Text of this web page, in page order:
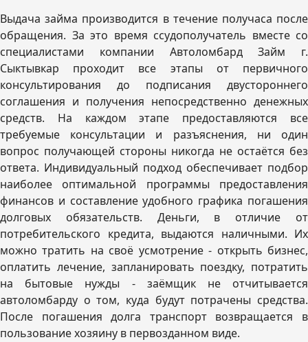
Выдача займа производится в течение получаса после
обращения. За это время ссудополучатель вместе со
специалистами компании Автоломбард Займ г.
Сыктывкар проходит все этапы от первичного
консультирования до подписания двустороннего
соглашения и получения непосредственно денежных
средств. На каждом этапе предоставляются все
требуемые консультации и разъяснения, ни один
вопрос получающей стороны никогда не остаётся без
ответа. Индивидуальный подход обеспечивает подбор
наиболее оптимальной программы предоставления
финансов и составление удобного графика погашения
долговых обязательств. Деньги, в отличие от
потребительского кредита, выдаются наличными. Их
можно тратить на своё усмотрение - открыть бизнес,
оплатить лечение, запланировать поездку, потратить
на бытовые нужды - заёмщик не отчитывается
автоломбарду о том, куда будут потрачены средства.
После погашения долга транспорт возвращается в
пользование хозяину в первозданном виде.